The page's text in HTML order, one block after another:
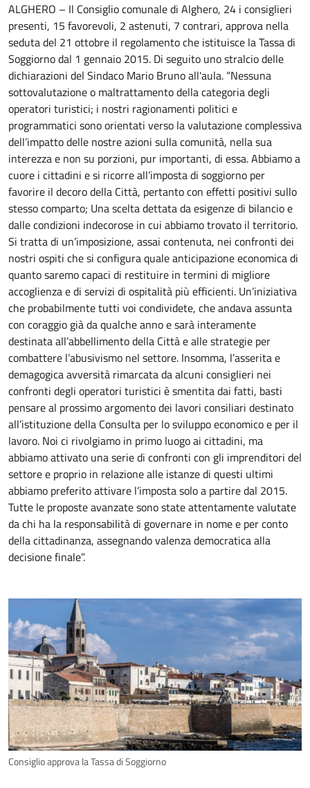
ALGHERO – Il Consiglio comunale di Alghero, 24 i consiglieri
presenti, 15 favorevoli, 2 astenuti, 7 contrari, approva nella
seduta del 21 ottobre il regolamento che istituisce la Tassa di
Soggiorno dal 1 gennaio 2015. Di seguito uno stralcio delle
dichiarazioni del Sindaco Mario Bruno all'aula. “Nessuna
sottovalutazione o maltrattamento della categoria degli
operatori turistici; i nostri ragionamenti politici e
programmatici sono orientati verso la valutazione complessiva
dell’impatto delle nostre azioni sulla comunità, nella sua
interezza e non su porzioni, pur importanti, di essa. Abbiamo a
cuore i cittadini e si ricorre all’imposta di soggiorno per
favorire il decoro della Città, pertanto con effetti positivi sullo
stesso comparto; Una scelta dettata da esigenze di bilancio e
dalle condizioni indecorose in cui abbiamo trovato il territorio.
Si tratta di un’imposizione, assai contenuta, nei confronti dei
nostri ospiti che si configura quale anticipazione economica di
quanto saremo capaci di restituire in termini di migliore
accoglienza e di servizi di ospitalità più efficienti. Un’iniziativa
che probabilmente tutti voi condividete, che andava assunta
con coraggio già da qualche anno e sarà interamente
destinata all’abbellimento della Città e alle strategie per
combattere l’abusivismo nel settore. Insomma, l’asserita e
demagogica avversità rimarcata da alcuni consiglieri nei
confronti degli operatori turistici è smentita dai fatti, basti
pensare al prossimo argomento dei lavori consiliari destinato
all’istituzione della Consulta per lo sviluppo economico e per il
lavoro. Noi ci rivolgiamo in primo luogo ai cittadini, ma
abbiamo attivato una serie di confronti con gli imprenditori del
settore e proprio in relazione alle istanze di questi ultimi
abbiamo preferito attivare l’imposta solo a partire dal 2015.
Tutte le proposte avanzate sono state attentamente valutate
da chi ha la responsabilità di governare in nome e per conto
della cittadinanza, assegnando valenza democratica alla
decisione finale”.
Consiglio approva la Tassa di Soggiorno